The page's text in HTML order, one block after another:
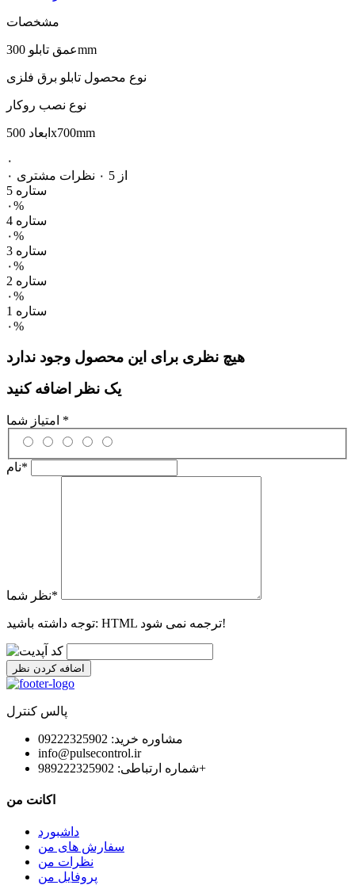
مشخصات
عمق تابلو 300mm
نوع محصول تابلو برق فلزی
نوع نصب روکار
ابعاد 500x700mm
۰
۰ از 5
۰ نظرات مشتری
5 ستاره
۰%
4 ستاره
۰%
3 ستاره
۰%
2 ستاره
۰%
1 ستاره
۰%
هیچ نظری برای این محصول وجود ندارد
یک نظر اضافه کنید
*
نام*
نظر شما*
توجه داشته باشید: HTML ترجمه نمی شود!
اضافه کردن نظر
پالس کنترل
مشاوره خرید: 09222325902
info@pulsecontrol.ir
شماره ارتباطی: 989222325902+
اکانت من
داشبورد
سفارش های من
نظرات من
پروفایل من